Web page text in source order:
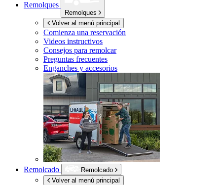
Remolques
Remolques
Volver al menú principal
Comienza una reservación
Videos instructivos
Consejos para remolcar
Preguntas frecuentes
Enganches y accesorios
Remolcado
Remolcado
Volver al menú principal